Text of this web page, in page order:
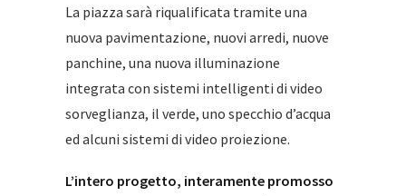
La piazza sarà riqualificata tramite una
nuova pavimentazione, nuovi arredi, nuove
panchine, una nuova illuminazione
integrata con sistemi intelligenti di video
sorveglianza, il verde, uno specchio d’acqua
ed alcuni sistemi di video proiezione.
L’intero progetto, interamente promosso